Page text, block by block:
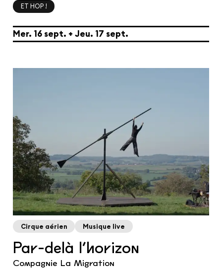
ET HOP !
du
mercredi
Mer. 16septembre
sept. +au
jeudi
Jeu. 17 septembre
sept.
Cirque aérien Musique live
Par-delà l’horizon
Compagnie La Migration